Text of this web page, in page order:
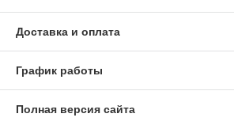
Доставка и оплата
График работы
Полная версия сайта